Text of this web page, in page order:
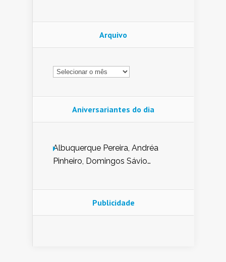
Arquivo
Arquivo
Aniversariantes do dia
Albuquerque Pereira, Andréa
Pinheiro, Domingos Sávio
Nunes de Sena, Fátima Peixoto,
Glória Pereira, Kátia Mesel,
Publicidade